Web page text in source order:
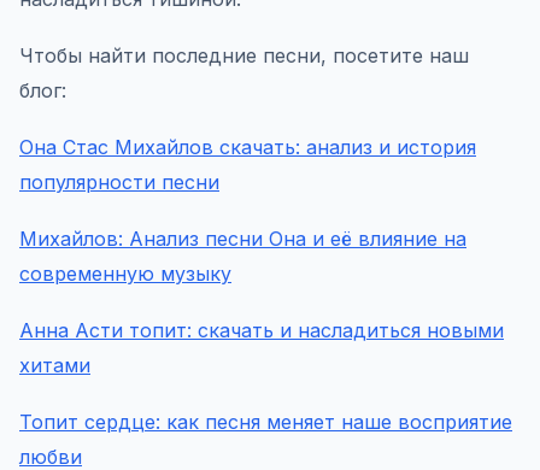
Чтобы найти последние песни, посетите наш
блог:
Она Стас Михайлов скачать: анализ и история
популярности песни
Михайлов: Анализ песни Она и её влияние на
современную музыку
Анна Асти топит: скачать и насладиться новыми
хитами
Топит сердце: как песня меняет наше восприятие
любви